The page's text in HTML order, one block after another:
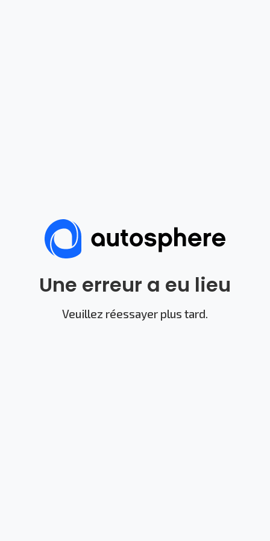
Une erreur a eu lieu
Veuillez réessayer plus tard.